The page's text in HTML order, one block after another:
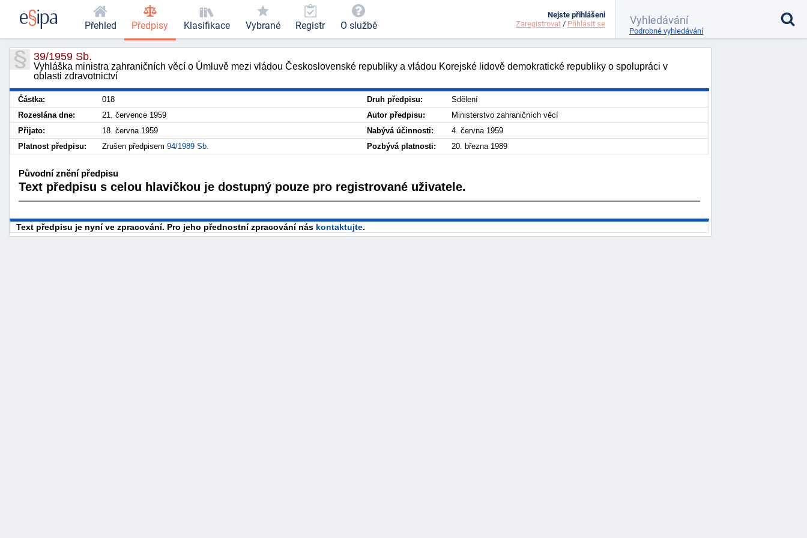
39/1959 Sb.
Vyhláška ministra zahraničních věcí o Úmluvě mezi vládou Československé republiky a vládou Korejské lidově demokratické republiky o spolupráci v
oblasti zdravotnictví
Částka: 018 Druh předpisu:
Sdělení
Rozeslána dne:
21. července 1959 Autor předpisu:
Ministerstvo zahraničních věcí
Přijato:
18. června 1959 Nabývá účinnosti:
4. června 1959
Platnost předpisu:
Zrušen předpisem 94/1989 Sb. Pozbývá platnosti: 20. března 1989
Původní znění předpisu
Text předpisu s celou hlavičkou je dostupný pouze pro registrované uživatele.
Text předpisu je nyní ve zpracování. Pro jeho přednostní zpracování nás kontaktujte.
Přehled Předpisy Klasifikace Vybrané Registr O službě
Nejste přihlášeni
Zaregistrovat / Přihlásit se
Podrobné vyhledávání